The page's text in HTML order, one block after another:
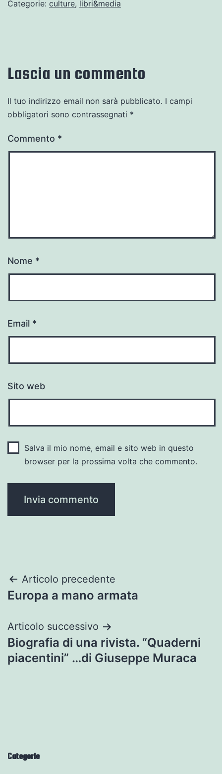
Categorie: culture, libri&media
Lascia un commento
Il tuo indirizzo email non sarà pubblicato. I campi
obbligatori sono contrassegnati *
Commento *
Nome *
Email *
Sito web
Salva il mio nome, email e sito web in questo
browser per la prossima volta che commento.
Navigazione
articoli
Articolo precedente
Europa a mano armata
Articolo successivo
Biografia di una rivista. “Quaderni
piacentini” …di Giuseppe Muraca
Categorie